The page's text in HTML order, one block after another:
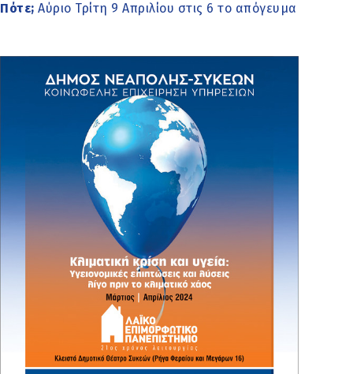
Πότε; Αύριο Τρίτη 9 Απριλίου στις 6 το απόγευμα